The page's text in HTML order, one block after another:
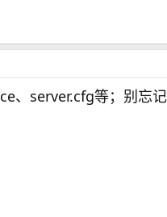
、server.cfg等；别忘